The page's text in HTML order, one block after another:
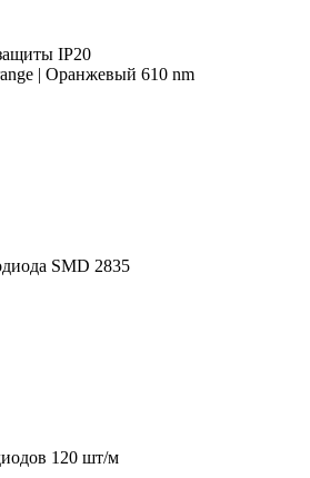
IP20
| Оранжевый 610 nm
SMD 2835
120 шт/м